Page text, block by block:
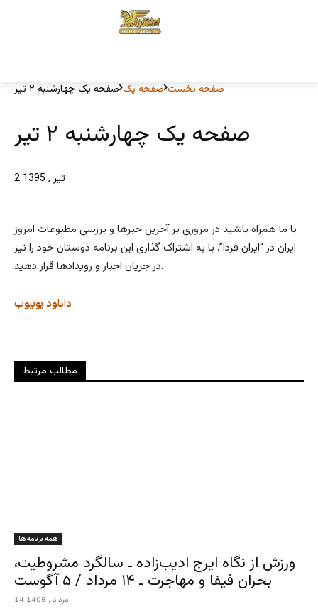
صفحه نخست صفحه یک صفحه یک چهارشنبه ۲ تیر
صفحه یک چهارشنبه ۲ تیر
2 تیر , 1395
با ما همراه باشید در مروری بر آخرین خبرها و بررسی مطبوعات امروز
ایران در “ایران فردا”. با به اشتراک گذاری این برنامه دوستان خود را نیز
در جریان اخبار و رویدادها قرار دهید.
یوتیوب دانلود
مطالب مرتبط
همه برنامه ها
ورزش از نگاه ایرج ادیب‌زاده ـ سالگرد مشروطیت،
بحران فیفا و مهاجرت ـ ۱۴ مرداد / ۵ آگوست
14 مرداد , 1405